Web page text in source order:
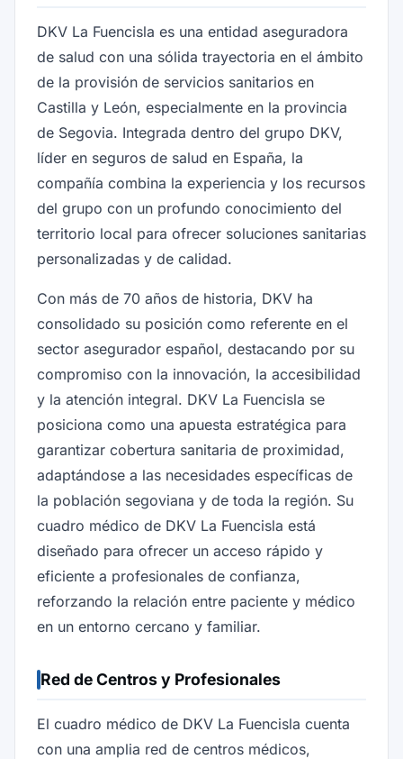
DKV La Fuencisla es una entidad aseguradora
de salud con una sólida trayectoria en el ámbito
de la provisión de servicios sanitarios en
Castilla y León, especialmente en la provincia
de Segovia. Integrada dentro del grupo DKV,
líder en seguros de salud en España, la
compañía combina la experiencia y los recursos
del grupo con un profundo conocimiento del
territorio local para ofrecer soluciones sanitarias
personalizadas y de calidad.
Con más de 70 años de historia, DKV ha
consolidado su posición como referente en el
sector asegurador español, destacando por su
compromiso con la innovación, la accesibilidad
y la atención integral. DKV La Fuencisla se
posiciona como una apuesta estratégica para
garantizar cobertura sanitaria de proximidad,
adaptándose a las necesidades específicas de
la población segoviana y de toda la región. Su
cuadro médico de DKV La Fuencisla está
diseñado para ofrecer un acceso rápido y
eficiente a profesionales de confianza,
reforzando la relación entre paciente y médico
en un entorno cercano y familiar.
Red de Centros y Profesionales
El cuadro médico de DKV La Fuencisla cuenta
con una amplia red de centros médicos,